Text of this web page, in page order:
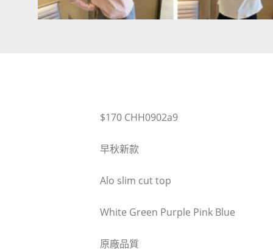
$170 CHH0902a9
早秋新款
Alo slim cut top
White Green Purple Pink Blue
原廠品質